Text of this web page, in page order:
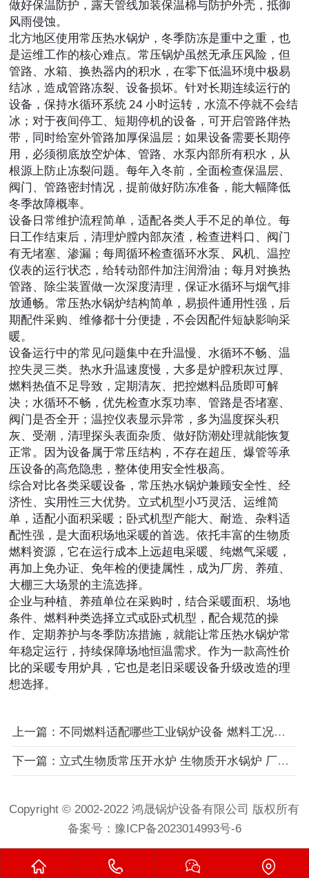
做好保温防护，露天管线加装保温棉与防护外壳，抵御
风雨侵蚀。
北方地区使用常压热水锅炉，冬季防冻是重中之重，也
是运维工作的核心难点。常压锅炉虽然无承压风险，但
管路、水箱、换热器内的积水，在零下低温环境中极易
结冰，造成管路冻裂、设备损坏。针对长期连续运行的
设备，保持水循环系统 24 小时运转，水流不停就不会结
冰；对于夜间停工、短期停机的设备，可开启管路伴热
带，同时给室外管路加厚保温层；如果设备需要长期停
用，必须彻底放空炉体、管路、水泵内部所有积水，从
根源上防止冻裂问题。每年入冬前，全面检查保温层、
阀门、管路密封情况，提前做好防冻准备，能大幅降低
冬季故障概率。
设备日常维护流程简单，适配各类人手不足的单位。每
日工作结束后，清理炉膛内部灰渣，检查进料口、阀门
有无堵塞、渗漏；每周循环检查循环水泵、风机、温控
仪表的运行状态，给转动部件加注润滑油；每月对换热
管路、除尘装置做一次深度清理，保证水循环与烟气排
放通畅。常压热水锅炉结构简单，易损件通用性强，后
期配件采购、维修都十分便捷，不会因配件短缺影响采
暖。
设备运行中的常见问题集中在升温慢、水循环不畅、温
控失灵三类。热水升温速度慢，大多是炉膛积灰过厚、
燃料热值不足导致，定期清灰、把控燃料品质即可解
决；水循环不畅，优先检查水泵功率、管路是否堵塞、
阀门是否全开；温控仪表显示异常，多为温度探头积
灰、受潮，清理探头表面杂质、做好防潮处理就能恢复
正常。因为设备属于常压结构，不存在超压、爆管等承
压设备的高危隐患，整体使用安全性极高。
综合对比各类采暖设备，常压热水锅炉兼顾安全性、经
济性、实用性三大优势。立式机型小巧灵活、运维简
单，适配小面积采暖；卧式机型产能大、耐造、杂料适
配性强，是大面积场地采暖的首选。依托丰富的生物质
燃料资源，它在运行成本上远超电采暖、纯燃气采暖，
再加上免办证、免年检的便捷属性，成为厂房、养殖、
大棚三大场景的主流选择。
企业与种植、养殖单位在采购时，结合采暖面积、场地
条件、燃料种类选择立式或卧式机型，配合规范的操
作、定期养护与冬季防冻措施，就能让常压热水锅炉常
年稳定运行，持续保障场地恒温需求。作为一款高性价
比的采暖专用炉具，它也是老旧采暖设备升级改造的理
想选择。
上一篇：不同燃料适配哪些工业锅炉设备 燃料工况匹配指南
下一篇：立式生物质常压开水炉 生物质开水锅炉 厂区集镇商铺集体开水供应设备
Copyright © 2002-2022 鸿晟锅炉设备有限公司 版权所有
备案号： 豫ICP备2023014993号-6